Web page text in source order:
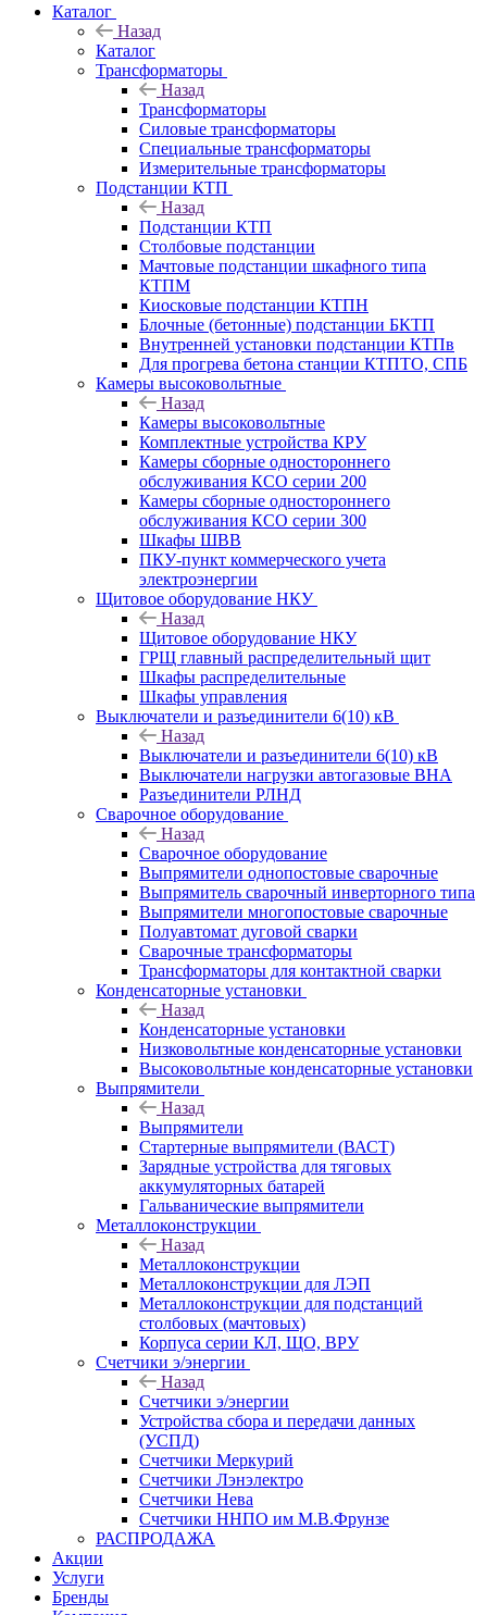
Каталог
Назад
Каталог
Трансформаторы
Назад
Трансформаторы
Силовые трансформаторы
Специальные трансформаторы
Измерительные трансформаторы
Подстанции КТП
Назад
Подстанции КТП
Столбовые подстанции
Мачтовые подстанции шкафного типа
КТПМ
Киосковые подстанции КТПН
Блочные (бетонные) подстанции БКТП
Внутренней установки подстанции КТПв
Для прогрева бетона станции КТПТО, СПБ
Камеры высоковольтные
Назад
Камеры высоковольтные
Комплектные устройства КРУ
Камеры сборные одностороннего
обслуживания КСО серии 200
Камеры сборные одностороннего
обслуживания КСО серии 300
Шкафы ШВВ
ПКУ-пункт коммерческого учета
электроэнергии
Щитовое оборудование НКУ
Назад
Щитовое оборудование НКУ
ГРЩ главный распределительный щит
Шкафы распределительные
Шкафы управления
Выключатели и разъединители 6(10) кВ
Назад
Выключатели и разъединители 6(10) кВ
Выключатели нагрузки автогазовые ВНА
Разъединители РЛНД
Сварочное оборудование
Назад
Сварочное оборудование
Выпрямители однопостовые сварочные
Выпрямитель сварочный инверторного типа
Выпрямители многопостовые сварочные
Полуавтомат дуговой сварки
Сварочные трансформаторы
Трансформаторы для контактной сварки
Конденсаторные установки
Назад
Конденсаторные установки
Низковольтные конденсаторные установки
Высоковольтные конденсаторные установки
Выпрямители
Назад
Выпрямители
Стартерные выпрямители (ВАСТ)
Зарядные устройства для тяговых
аккумуляторных батарей
Гальванические выпрямители
Металлоконструкции
Назад
Металлоконструкции
Металлоконструкции для ЛЭП
Металлоконструкции для подстанций
столбовых (мачтовых)
Корпуса серии КЛ, ЩО, ВРУ
Счетчики э/энергии
Назад
Счетчики э/энергии
Устройства сбора и передачи данных
(УСПД)
Счетчики Меркурий
Счетчики Лэнэлектро
Счетчики Нева
Счетчики ННПО им М.В.Фрунзе
РАСПРОДАЖА
Акции
Услуги
Бренды